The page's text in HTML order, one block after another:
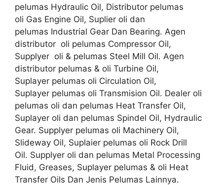
pelumas Hydraulic Oil, Distributor pelumas
oli Gas Engine Oil, Suplier oli dan
pelumas Industrial Gear Dan Bearing. Agen
distributor oli pelumas Compressor Oil,
Supplyer oli & pelumas Steel Mill Oil. Agen
distributor pelumas & oli Turbine Oil,
Suplayer pelumas oli Circulation Oil,
Suplayer pelumas oli Transmision Oil. Dealer oli
pelumas oli dan pelumas Heat Transfer Oil,
Suplayer oli dan pelumas Spindel Oil, Hydraulic
Gear. Supplyer pelumas oli Machinery Oil,
Slideway Oil, Suplaier pelumas oli Rock Drill
Oil. Supplyer oli dan pelumas Metal Processing
Fluid, Greases, Suplayer pelumas & oli Heat
Transfer Oils Dan Jenis Pelumas Lainnya.